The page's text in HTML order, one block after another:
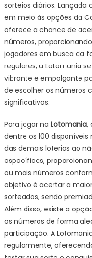
sorteios diários.
em meio às opções da
oferece a chance de
números,
jogadores em busca da
regulares, a Lotomania
vibrante e empolgante
de escolher os números
significativos.
Para jogar na Lotomania,
dentre os 100
das demais loterias ao
específicas,
ou mais números
objetivo é acertar a
sorteados, sendo
Além disso, existe a
os números de forma
participação. A
regularmente,